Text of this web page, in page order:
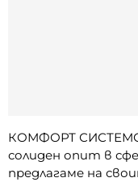
КОМФОРТ СИСТЕМС
солиден опит в
предлагаме на